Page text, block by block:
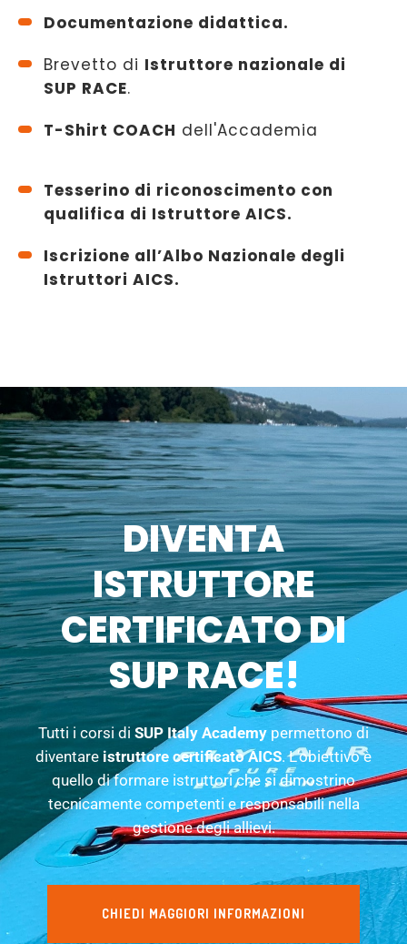
Documentazione didattica.
Brevetto di Istruttore nazionale di
SUP RACE.
T-Shirt COACH dell'Accademia
Tesserino di riconoscimento con
qualifica di Istruttore AICS.
Iscrizione all’Albo Nazionale degli
Istruttori AICS.
DIVENTA
ISTRUTTORE
CERTIFICATO DI
SUP RACE!
Tutti i corsi di SUP Italy Academy permettono di
diventare istruttore certificato AICS. L’obiettivo è
quello di formare istruttori che si dimostrino
tecnicamente competenti e responsabili nella
gestione degli allievi.
CHIEDI MAGGIORI INFORMAZIONI